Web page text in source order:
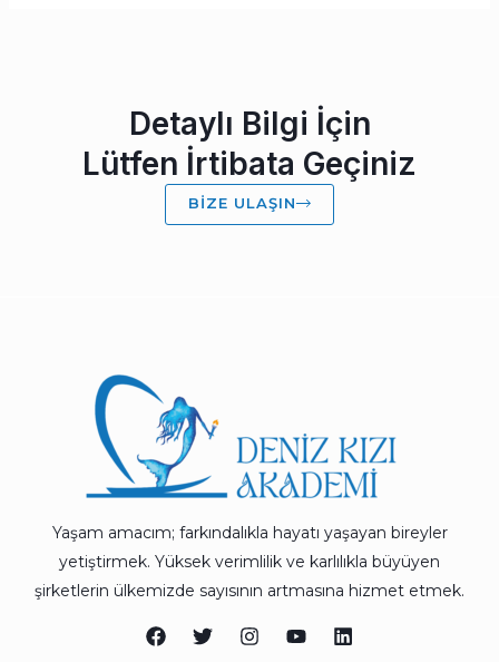
Detaylı Bilgi İçin
Lütfen İrtibata Geçiniz
BIZE ULAŞIN
Yaşam amacım; farkındalıkla hayatı yaşayan bireyler
yetiştirmek. Yüksek verimlilik ve karlılıkla büyüyen
şirketlerin ülkemizde sayısının artmasına hizmet etmek.